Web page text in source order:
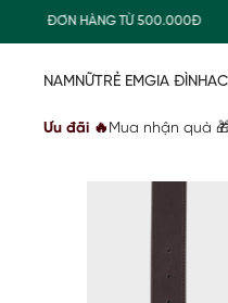
ĐƠN HÀNG TỪ 500.000Đ
NAMNỮTRẺ EMGIA ĐÌNH
Ưu đãi 🔥 Mua nhận quà